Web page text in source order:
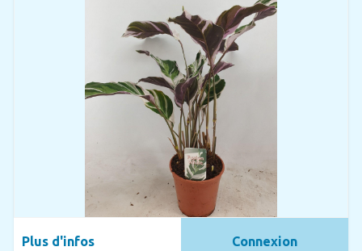
Plus d'infos Connexion